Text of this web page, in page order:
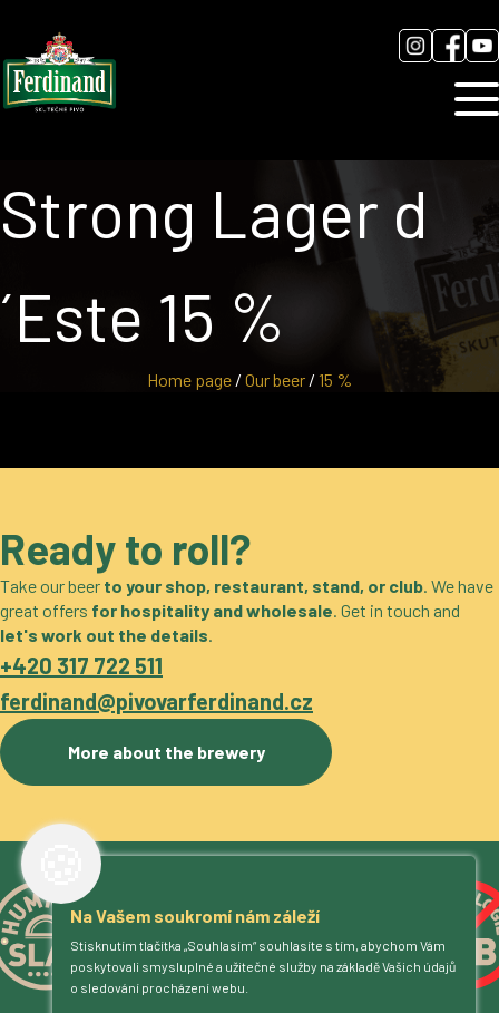
Na Vašem soukromí nám záleží
Stisknutím tlačítka „Souhlasím“ souhlasíte s tím, abychom Vám
poskytovali smysluplné a užitečné služby na základě Vašich údajů
o sledování procházení webu.
Home page / Our beer / 15 %
Strong Lager d
´Este 15 %
Ready to roll?
Take our beer to your shop, restaurant, stand, or club. We have
great offers for hospitality and wholesale. Get in touch and
let's work out the details.
+420 317 722 511
ferdinand@pivovarferdinand.cz
More about the brewery